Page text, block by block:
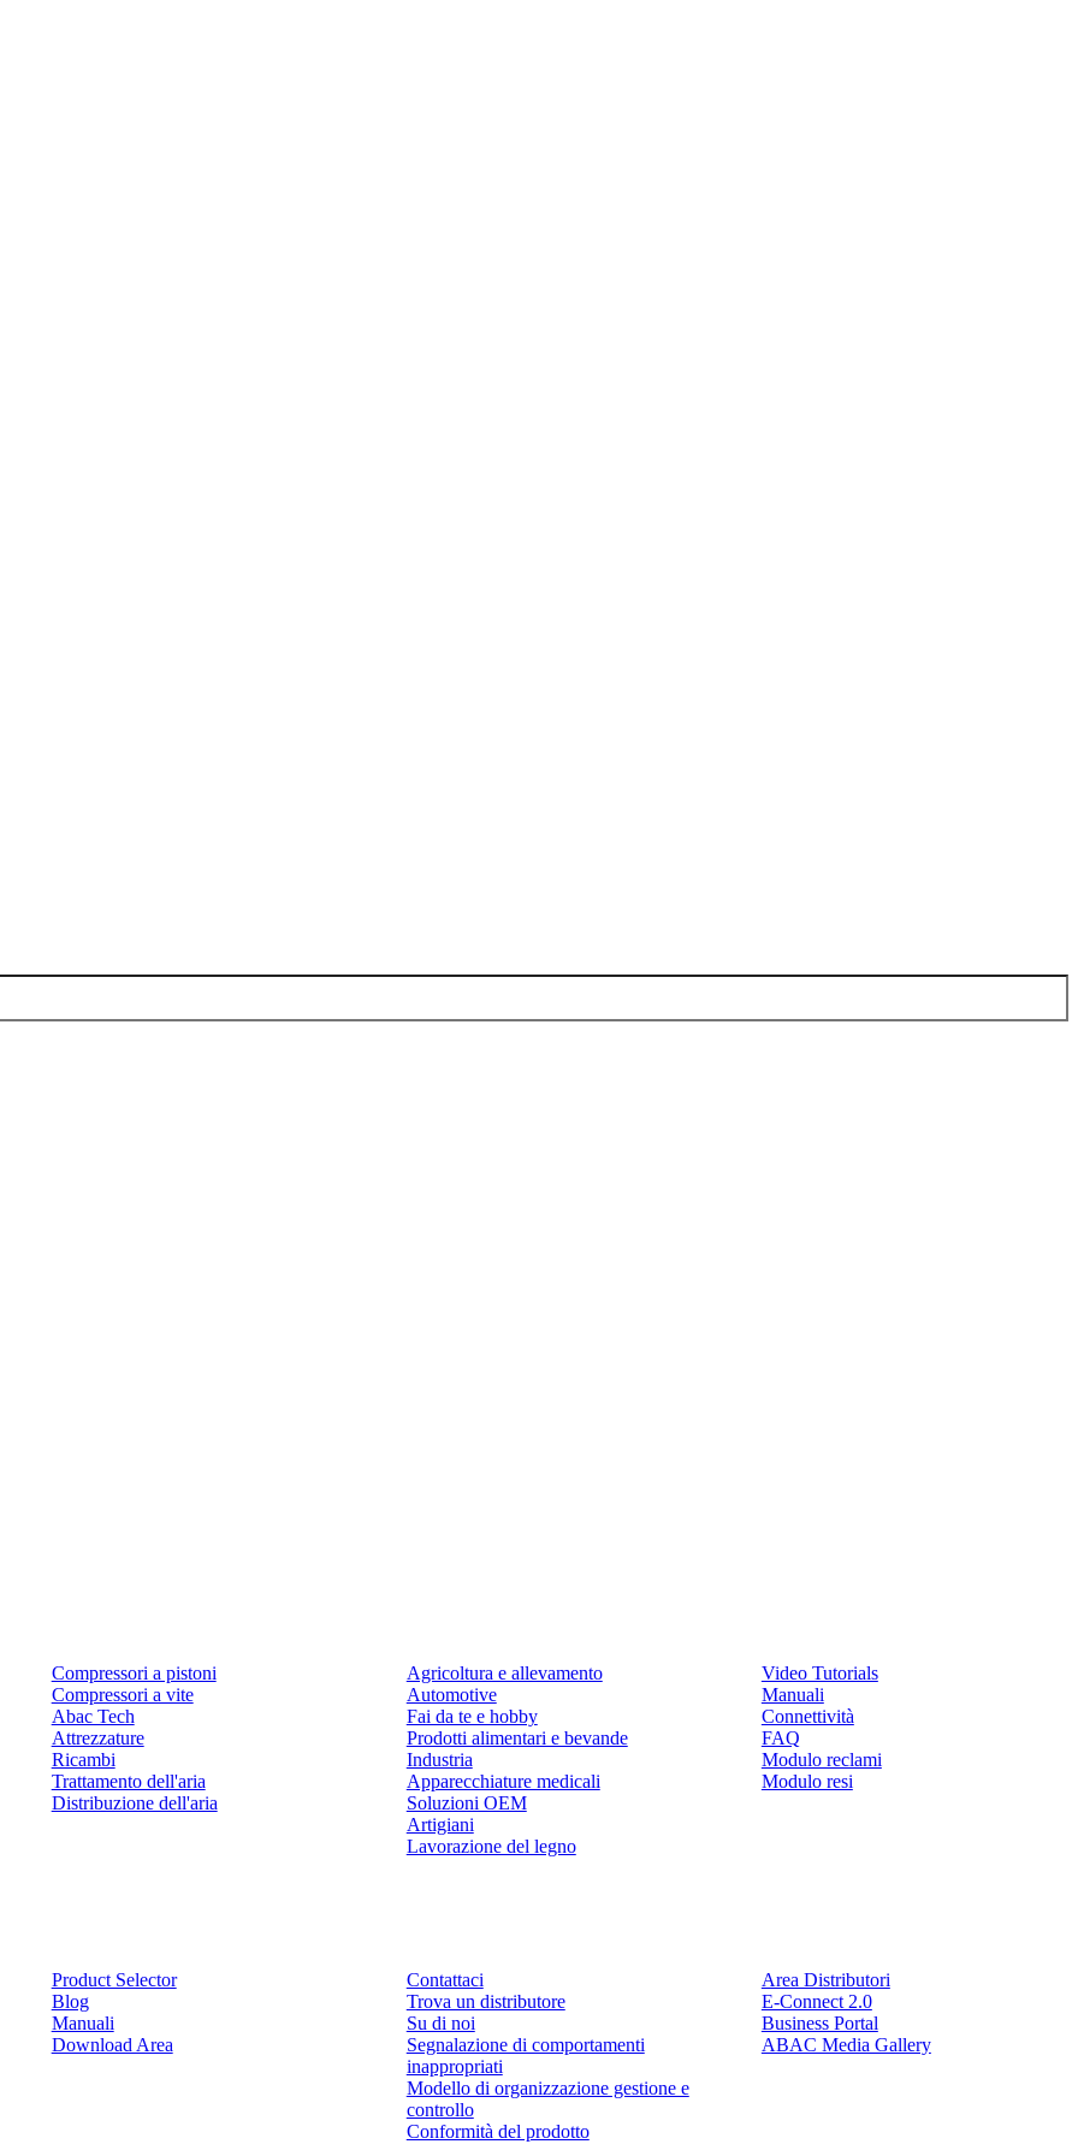
Compressori a pistoni
Compressori a vite
Abac Tech
Attrezzature
Ricambi
Trattamento dell'aria
Distribuzione dell'aria
Agricoltura e allevamento
Automotive
Fai da te e hobby
Prodotti alimentari e bevande
Industria
Apparecchiature medicali
Soluzioni OEM
Artigiani
Lavorazione del legno
Video Tutorials
Manuali
Connettività
FAQ
Modulo reclami
Modulo resi
Product Selector
Blog
Manuali
Download Area
Contattaci
Trova un distributore
Su di noi
Segnalazione di comportamenti
inappropriati
Modello di organizzazione gestione e
controllo
Conformità del prodotto
Area Distributori
E-Connect 2.0
Business Portal
ABAC Media Gallery